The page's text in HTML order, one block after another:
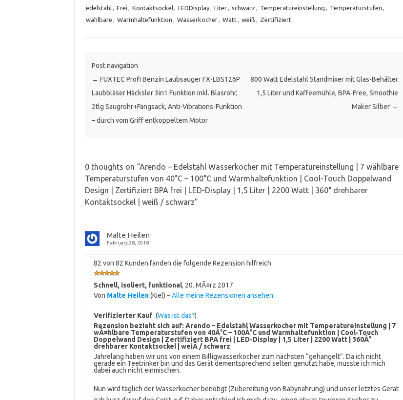
edelstahl, Frei , Kontaktsockel, LEDDisplay, Liter, schwarz , Temperatureinstellung , Temperaturstufen ,
wählbare , Warmhaltefunktion , Wasserkocher, Watt, weiß , Zertifiziert
Post navigation
← FUXTEC Profi Benzin Laubsauger FX-LBS126P
Laubbläser Häcksler 3in1 Funktion inkl. Blasrohr,
2tlg Saugrohr+Fangsack, Anti-Vibrations-Funktion
– durch vom Griff entkoppeltem Motor
800 Watt Edelstahl Standmixer mit Glas-Behälter
1,5 Liter und Kaffeemühle, BPA-Free, Smoothie
Maker Silber →
0 thoughts on “Arendo – Edelstahl Wasserkocher mit Temperatureinstellung | 7 wählbare
Temperaturstufen von 40°C – 100°C und Warmhaltefunktion | Cool-Touch Doppelwand
Design | Zertifiziert BPA frei | LED-Display | 1,5 Liter | 2200 Watt | 360° drehbarer
Kontaktsockel | weiß / schwarz”
Malte Heilen
February 28, 2018
82 von 82 Kunden fanden die folgende Rezension hilfreich
Schnell, isoliert, funktional, 20. MÃ¤rz 2017
Von Malte Heilen(Kiel) –Alle meine Rezensionen ansehen
Verifizierter Kauf (Was ist das?)
Rezension bezieht sich auf: Arendo – Edelstahl Wasserkocher mit Temperatureinstellung | 7
wÃ¤hlbare Temperaturstufen von 40Â°C – 100Â°C und Warmhaltefunktion | Cool-Touch
Doppelwand Design | Zertifiziert BPA frei | LED-Display | 1,5 Liter | 2200 Watt | 360Â°
drehbarer Kontaktsockel | weiÃ / schwarz
Jahrelang haben wir uns von einem Billigwasserkocher zum nächsten “gehangelt”. Da ich nicht
gerade ein Teetrinker bin und das Gerät dementsprechend selten genutzt habe, musste ich mich
dabei auch nicht einmischen.
Nun wird täglich der Wasserkocher benötigt (Zubereitung von Babynahrung) und unser letztes Gerät